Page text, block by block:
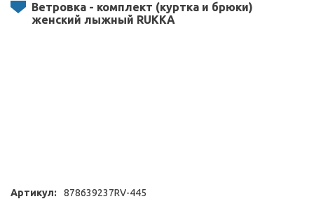
Ветровка - комплект (куртка и брюки)
женский лыжный RUKKA
Артикул:
878639237RV-445